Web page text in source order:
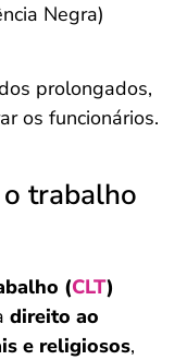
Negra)
prolongados,
os funcionários.
o trabalho
(CLT)
direito ao
e religiosos,